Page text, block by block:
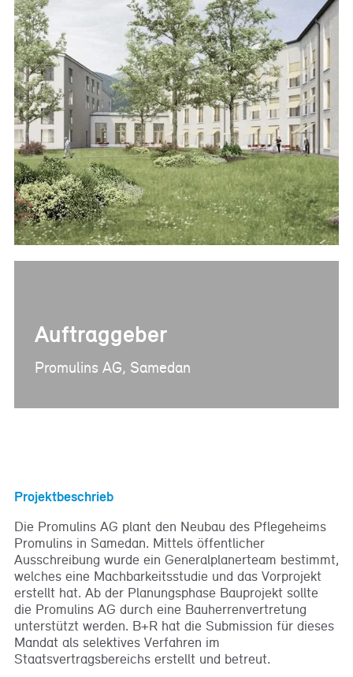
Referenzen
Bauherrenberatung
Immobilienberatung
Unternehmensberatung
Publikationen
News
Fachartikel
PM-Fachbuch
Projektbeschrieb
Die Promulins AG plant den Neubau des Pflegeheims
Promulins in Samedan. Mittels öffentlicher
Ausschreibung wurde ein Generalplanerteam bestimmt,
welches eine Machbarkeitsstudie und das Vorprojekt
erstellt hat. Ab der Planungsphase Bauprojekt sollte
die Promulins AG durch eine Bauherrenvertretung
unterstützt werden. B+R hat die Submission für dieses
Mandat als selektives Verfahren im
Staatsvertragsbereichs erstellt und betreut.
Auftraggeber
Promulins AG, Samedan